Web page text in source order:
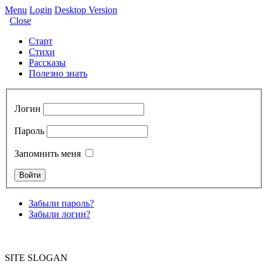
Menu Login Desktop Version
Close
Старт
Стихи
Рассказы
Полезно знать
Логин
Пароль
Запомнить меня
Забыли пароль?
Забыли логин?
SITE SLOGAN